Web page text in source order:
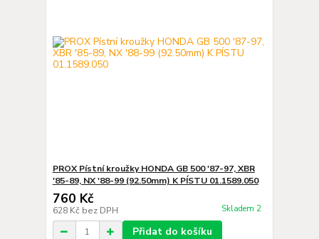
PROX Pístní kroužky HONDA GB 500 '87-97, XBR
'85-89, NX '88-99 (92.50mm) K PÍSTU 01.1589.050
760 Kč
628 Kč bez DPH Skladem 2
Přidat do košíku